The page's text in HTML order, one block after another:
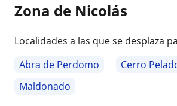
Zona de Nicolás
Localidades a las que se desplaza
Abra de Perdomo
Cerro
Maldonado